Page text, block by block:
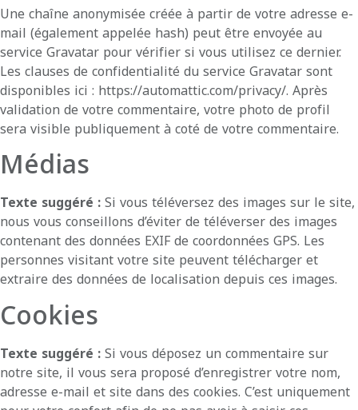
Une chaîne anonymisée créée à partir de votre adresse e-
mail (également appelée hash) peut être envoyée au
service Gravatar pour vérifier si vous utilisez ce dernier.
Les clauses de confidentialité du service Gravatar sont
disponibles ici : https://automattic.com/privacy/. Après
validation de votre commentaire, votre photo de profil
sera visible publiquement à coté de votre commentaire.
Médias
Texte suggéré :Si vous téléversez des images sur le site,
nous vous conseillons d’éviter de téléverser des images
contenant des données EXIF de coordonnées GPS. Les
personnes visitant votre site peuvent télécharger et
extraire des données de localisation depuis ces images.
Cookies
Texte suggéré :Si vous déposez un commentaire sur
notre site, il vous sera proposé d’enregistrer votre nom,
adresse e-mail et site dans des cookies. C’est uniquement